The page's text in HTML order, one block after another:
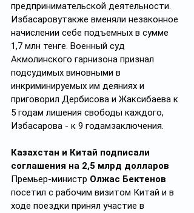
предпринимательской деятельности.
Избасаровутакже вменяли незаконное
начислении себе подъемных в сумме
1,7 млн тенге. Военный суд
Акмолинского гарнизона признал
подсудимых виновными в
инкриминируемых им деяниях и
приговорил Дербисова и Жаксибаева к
5 годам лишения свободы каждого,
Избасарова - к 9 годамзаключения.
Казахстан и Китай подписали
соглашения на 2,5 млрд долларов
Премьер-министр Олжас Бектенов
посетил с рабочим визитом Китай и в
ходе поездки принял участие в